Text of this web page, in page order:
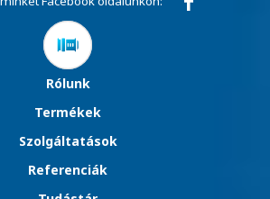
Rólunk
Termékek
Szolgáltatások
Referenciák